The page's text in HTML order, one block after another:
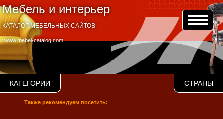
Мебель и интерьер
www.mebel-catalog.com
КАТАЛОГ МЕБЕЛЬНЫХ САЙТОВ
КАТЕГОРИИ СТРАНЫ
Также рекомендуем посетить: